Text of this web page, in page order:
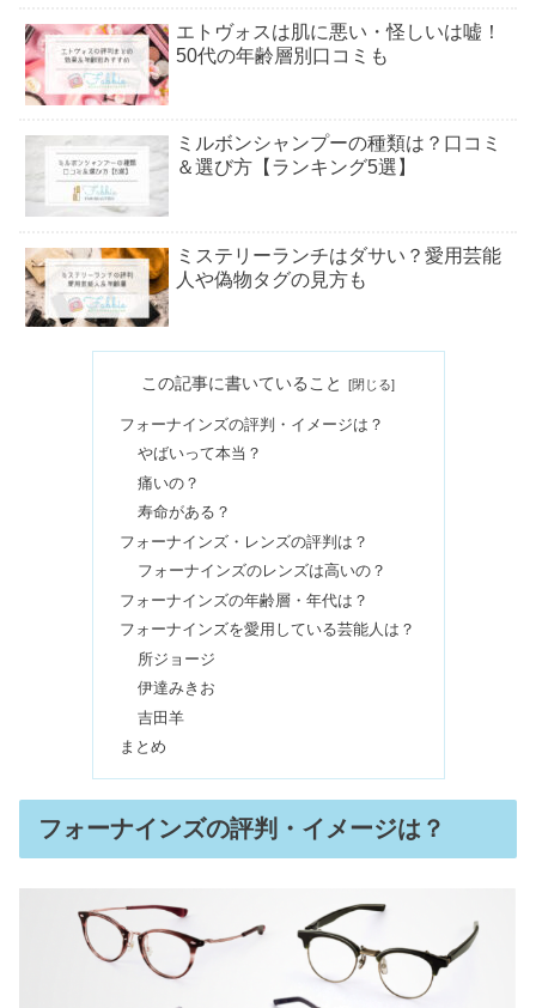
エトヴォスは肌に悪い・怪しいは嘘！
50代の年齢層別口コミも
ミルボンシャンプーの種類は？口コミ
＆選び方【ランキング5選】
ミステリーランチはダサい？愛用芸能
人や偽物タグの見方も
ズレ講師の評判・口コミ＆料金
アヤナスは買ってはいけない？本音の
口コミ！50代は毛穴広がる？
社会人サークルは危ない？一人で入る
＆出会い目的はOK？
シャンプーブラシ使わない方がいい&
はげるがデメリット?使い方も
SHIROのサボンはどんな香り？似てる
プチプラ調べてみた【口コミ】
リッドキララは嘘&効果なし？眼瞼下
垂・ほうれい線への口コミ
この記事に書いていること
フォーナインズの評判・イメージは？
やばいって本当？
痛いの？
寿命がある？
フォーナインズ・レンズの評判は？
フォーナインズのレンズは高いの？
フォーナインズの年齢層・年代は？
フォーナインズを愛用している芸能人は？
所ジョージ
伊達みきお
吉田羊
まとめ
フォーナインズの評判・イメージは？